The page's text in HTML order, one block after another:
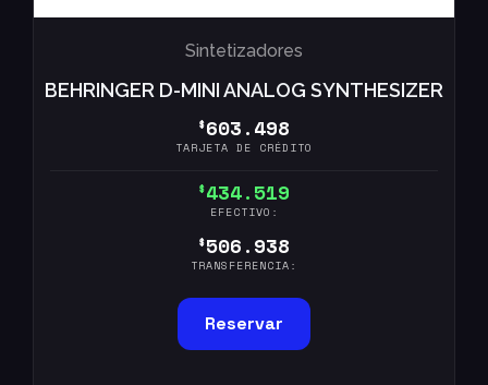
Sintetizadores
BEHRINGER D-MINI ANALOG SYNTHESIZER
$603.498
TARJETA DE CRÉDITO
$434.519
EFECTIVO:
$506.938
TRANSFERENCIA:
Reservar